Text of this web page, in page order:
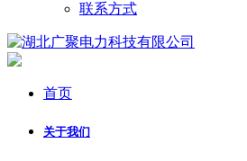
联系方式
首页
关于我们